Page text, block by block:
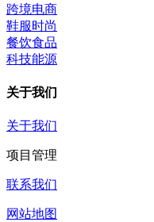
跨境电商
鞋服时尚
餐饮食品
科技能源
关于我们
关于我们
项目管理
联系我们
网站地图